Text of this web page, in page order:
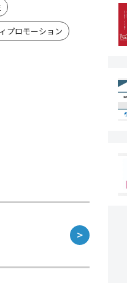
プロモーション
＞